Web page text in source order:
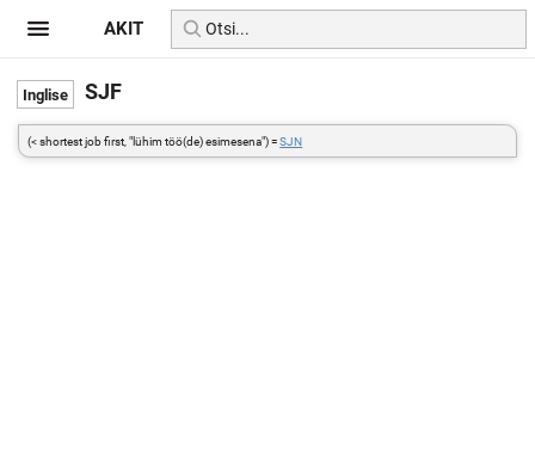
SJF
(< shortest job first, "lühim töö(de) esimesena") =SJN
AKIT